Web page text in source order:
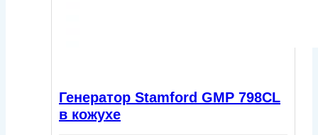
Генератор Stamford GMP 798CL
в кожухе